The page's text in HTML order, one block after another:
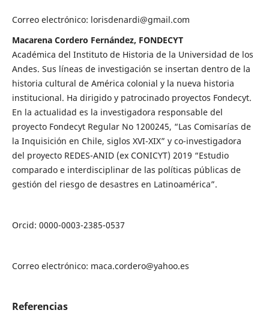
Correo electrónico: lorisdenardi@gmail.com
Macarena Cordero Fernández, FONDECYT
Académica del Instituto de Historia de la Universidad de los
Andes. Sus líneas de investigación se insertan dentro de la
historia cultural de América colonial y la nueva historia
institucional. Ha dirigido y patrocinado proyectos Fondecyt.
En la actualidad es la investigadora responsable del
proyecto Fondecyt Regular No 1200245, “Las Comisarías de
la Inquisición en Chile, siglos XVI-XIX” y co-investigadora
del proyecto REDES-ANID (ex CONICYT) 2019 “Estudio
comparado e interdisciplinar de las políticas públicas de
gestión del riesgo de desastres en Latinoamérica”.
Orcid: 0000-0003-2385-0537
Correo electrónico: maca.cordero@yahoo.es
Referencias